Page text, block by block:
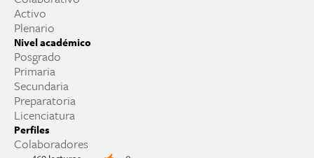
Activo
Plenario
Nivel académico
Posgrado
Primaria
Secundaria
Preparatoria
Licenciatura
Perfiles
Colaboradores